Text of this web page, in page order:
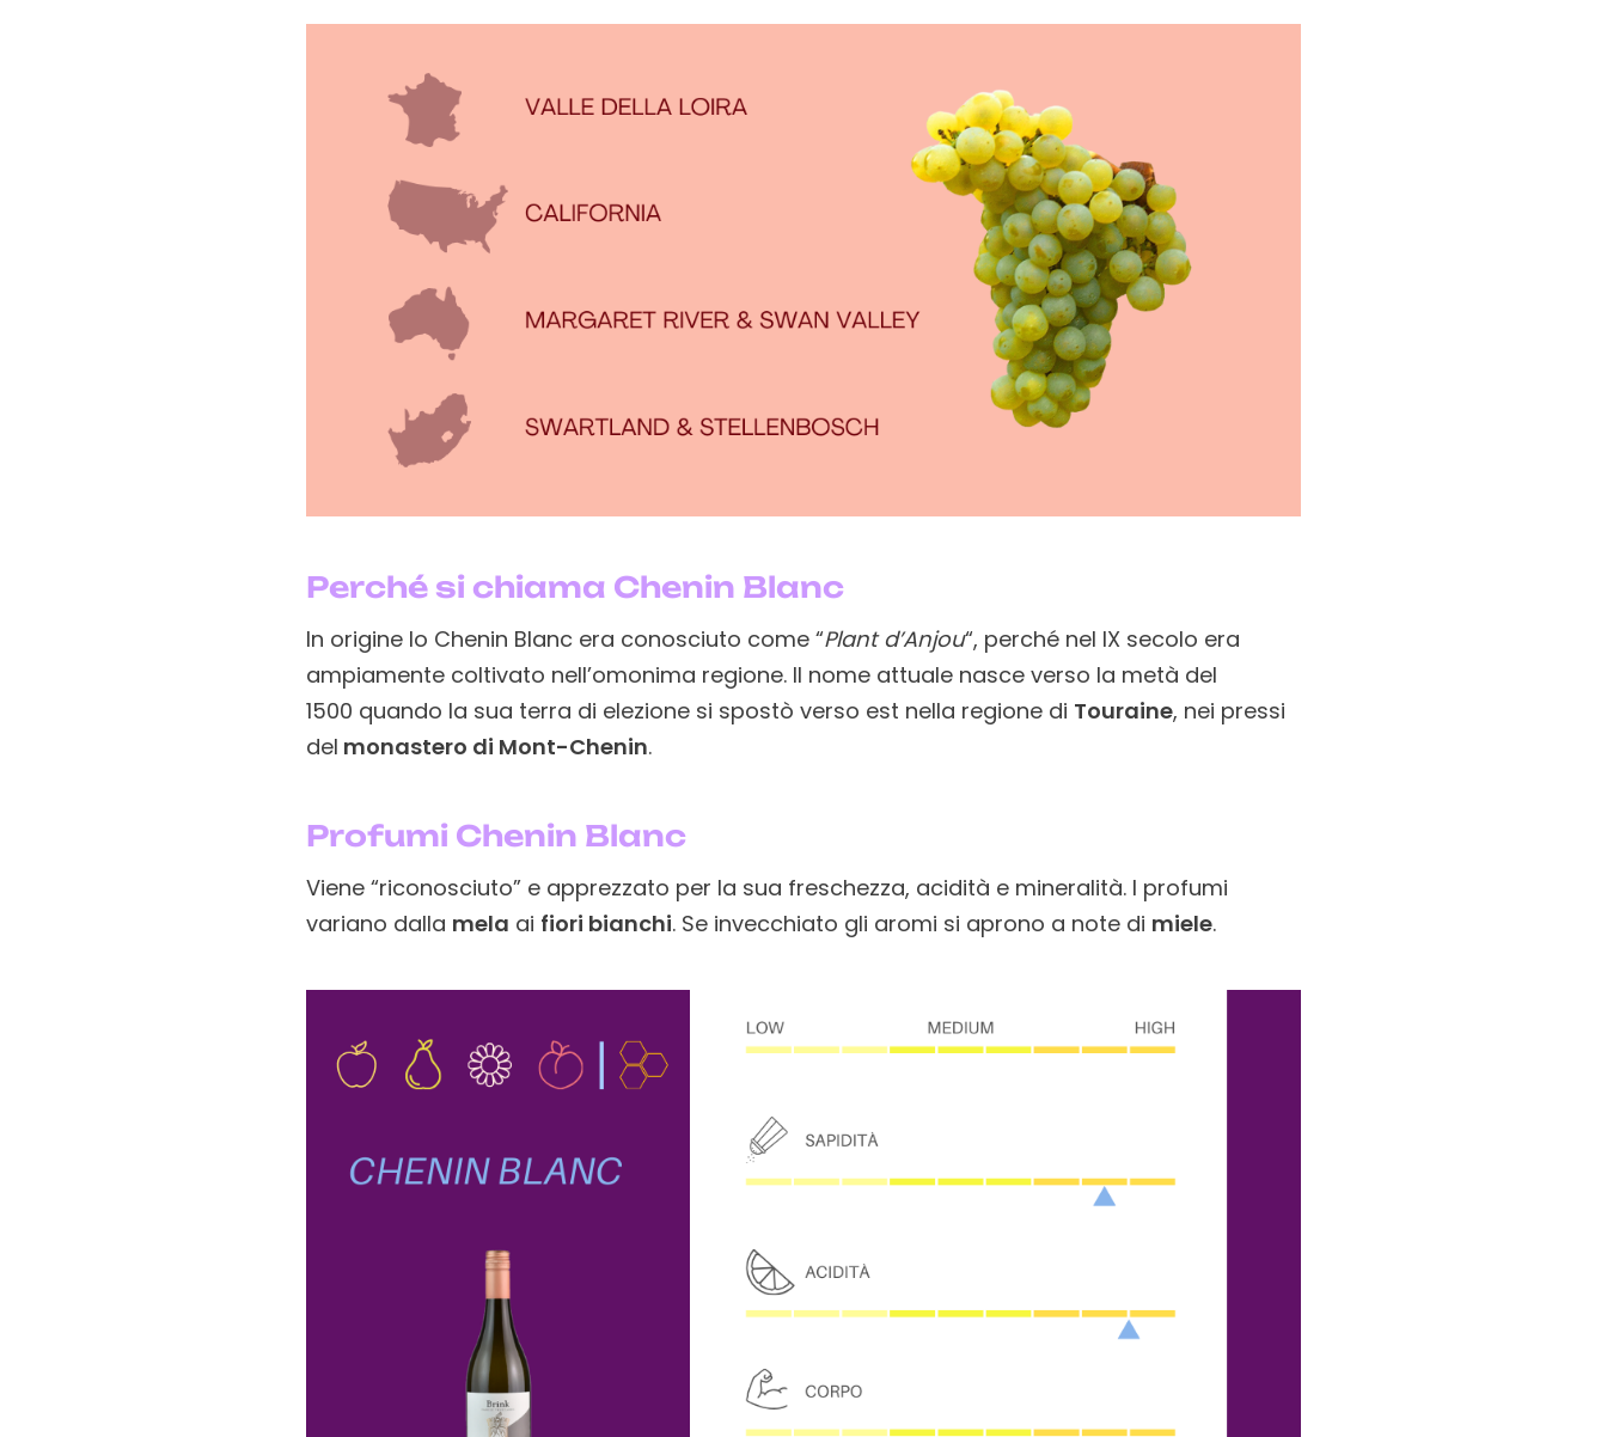
Perché si chiama Chenin Blanc
In origine lo Chenin Blanc era conosciuto come “Plant d’Anjou“, perché nel IX secolo era
ampiamente coltivato nell’omonima regione. Il nome attuale nasce verso la metà del
1500 quando la sua terra di elezione si spostò verso est nella regione di Touraine, nei pressi
del monastero di Mont-Chenin.
Profumi Chenin Blanc
Viene “riconosciuto” e apprezzato per la sua freschezza, acidità e mineralità. I profumi
variano dalla mela ai fiori bianchi. Se invecchiato gli aromi si aprono a note di miele.